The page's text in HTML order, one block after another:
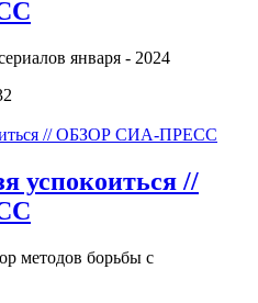
января - 2024
успокоиться //
методов борьбы с